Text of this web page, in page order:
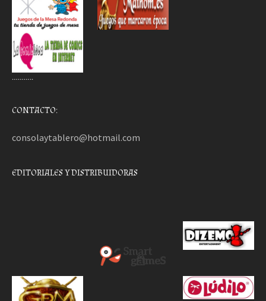
………..
CONTACTO:
consolaytablero@hotmail.com
EDITORIALES Y DISTRIBUIDORAS